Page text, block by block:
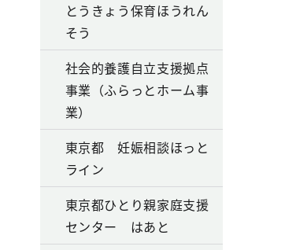
とうきょう保育ほうれん
そう
社会的養護自立支援拠点
事業（ふらっとホーム事
業）
東京都 妊娠相談ほっと
ライン
東京都ひとり親家庭支援
センター はあと